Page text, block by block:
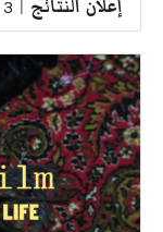
3 / 4 / 2026